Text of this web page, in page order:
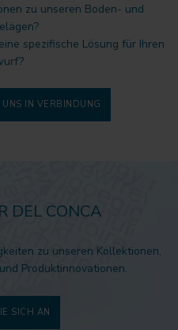
zu unseren Boden- und
spezifische Lösung für Ihren
IN VERBINDUNG
DEL CONCA
zu unseren Kollektionen,
Produktinnovationen.
SICH AN